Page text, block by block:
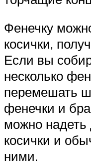
Фенечку
косички,
Если вы
несколько
перемешать
фенечки и
можно надеть
косички и
ними.